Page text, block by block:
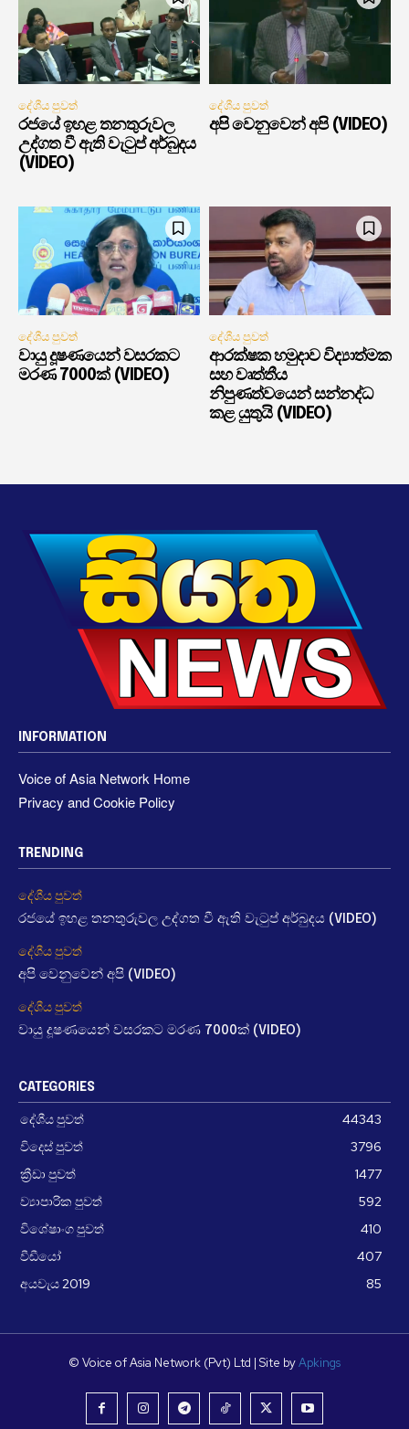
දේශීය පුවත්
රජයේ ඉහළ තනතුරුවල
උද්ගත වී ඇති වැටුප් අර්බුදය
(VIDEO)
දේශීය පුවත්
අපි වෙනුවෙන් අපි (VIDEO)
දේශීය පුවත්
වායු දූෂණයෙන් වසරකට
මරණ 7000ක් (VIDEO)
දේශීය පුවත්
ආරක්ෂක හමුදාව විද්‍යාත්මක
සහ වෘත්තීය
නිපුණත්වයෙන් සන්නද්ධ
කළ යුතුයි (VIDEO)
INFORMATION
Voice of Asia Network Home
Privacy and Cookie Policy
TRENDING
දේශීය පුවත්
රජයේ ඉහළ තනතුරුවල උද්ගත වී ඇති වැටුප් අර්බුදය (VIDEO)
දේශීය පුවත්
අපි වෙනුවෙන් අපි (VIDEO)
දේශීය පුවත්
වායු දූෂණයෙන් වසරකට මරණ 7000ක් (VIDEO)
CATEGORIES
දේශීය පුවත්
44343
විදෙස් පුවත්
3796
ක්‍රීඩා පුවත්
1477
ව්‍යාපාරික පුවත්
592
විශේෂාංග පුවත්
410
වීඩීයෝ
407
අයවැය 2019
85
© Voice of Asia Network (Pvt) Ltd | Site byApkings